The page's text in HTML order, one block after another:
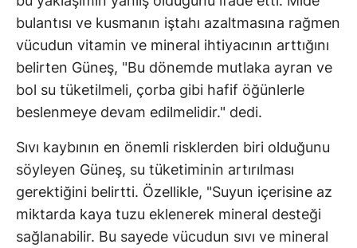
bulantısı ve kusmanın iştahı azaltmasına rağmen
vücudun vitamin ve mineral ihtiyacının arttığını
belirten Güneş, "Bu dönemde mutlaka ayran ve
bol su tüketilmeli, çorba gibi hafif öğünlerle
beslenmeye devam edilmelidir." dedi.
Sıvı kaybının en önemli risklerden biri olduğunu
söyleyen Güneş, su tüketiminin artırılması
gerektiğini belirtti. Özellikle, "Suyun içerisine az
miktarda kaya tuzu eklenerek mineral desteği
sağlanabilir. Bu sayede vücudun sıvı ve mineral